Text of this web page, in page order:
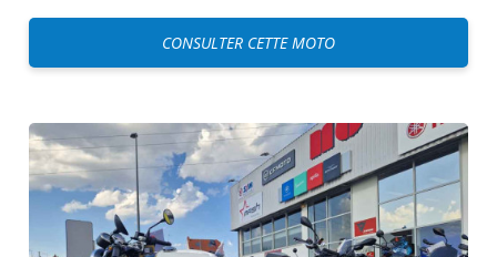
CONSULTER CETTE MOTO